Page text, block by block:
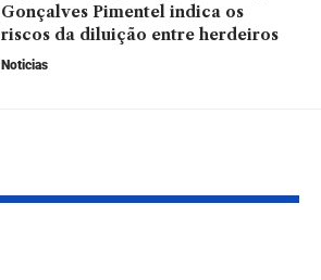
Gonçalves Pimentel indica os
riscos da diluição entre herdeiros
Noticias